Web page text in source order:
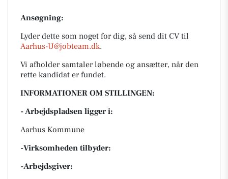
Ansøgning:
Lyder dette som noget for dig, så send dit CV til
Aarhus-U@jobteam.dk.
Vi afholder samtaler løbende og ansætter, når den
rette kandidat er fundet.
INFORMATIONER OM STILLINGEN:
- Arbejdspladsen ligger i:
Aarhus Kommune
-Virksomheden tilbyder:
-Arbejdsgiver: